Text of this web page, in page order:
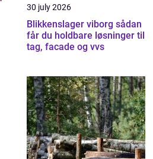
30 july 2026
Blikkenslager viborg sådan
får du holdbare løsninger til
tag, facade og vvs